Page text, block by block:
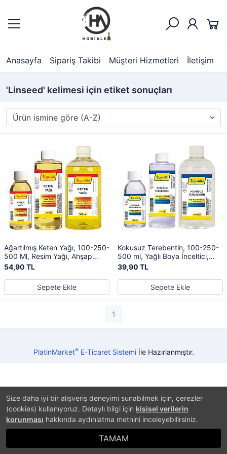
Anasayfa Sipariş Takibi Müşteri Hizmetleri İletişim
Size daha iyi bir alışveriş deneyimi sunabilmek için, çerezler
(cookies) kullanıyoruz. Detaylı bilgi için kişisel verilerin
korunması hakkında aydınlatma metnini inceleyebilirsiniz.
TAMAM
'Linseed' kelimesi için etiket sonuçları
Ağartılmış Keten Yağı, 100-250-
500 Ml, Resim Yağı, Ahşap
Koruyucu, Linseed Oil
54,90 TL
Sepete Ekle
Kokusuz Terebentin, 100-250-
500 ml, Yağlı Boya İnceltici,
Temizleyici, Oil Paint Thinner
39,90 TL
Sepete Ekle
1
PlatinMarket®E-Ticaret Sistemiİle Hazırlanmıştır.